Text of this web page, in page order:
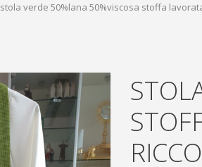
stola verde 50%lana 50%viscosa stoffa